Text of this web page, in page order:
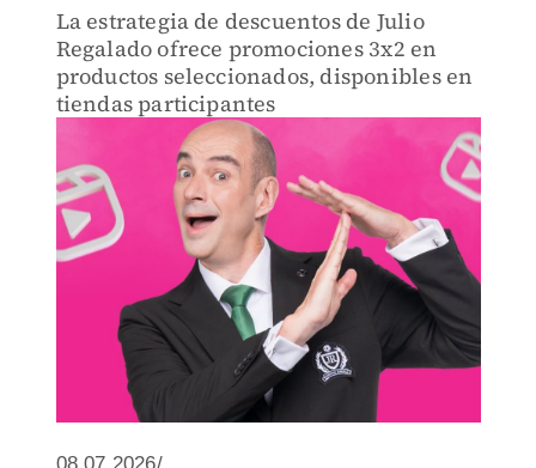
La estrategia de descuentos de Julio
Regalado ofrece promociones 3x2 en
productos seleccionados, disponibles en
tiendas participantes